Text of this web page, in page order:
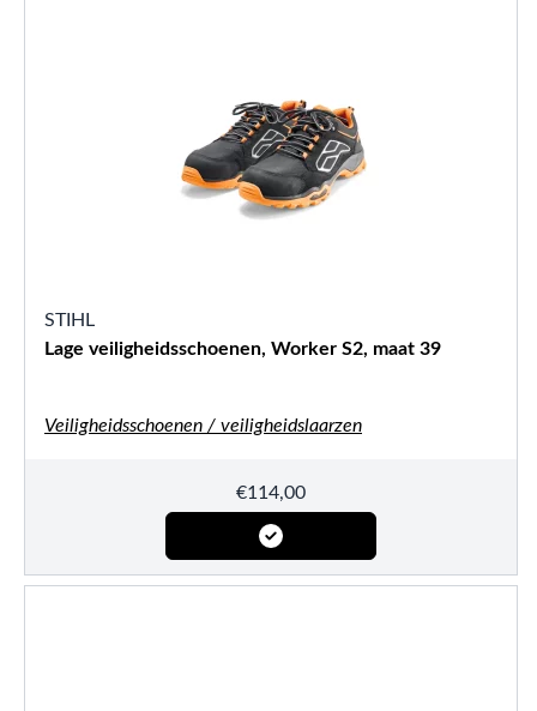
STIHL
Lage veiligheidsschoenen, Worker S2, maat 39
Veiligheidsschoenen / veiligheidslaarzen
€114,00